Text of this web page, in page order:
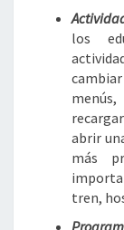
los
menús,
abrir
más
tren,